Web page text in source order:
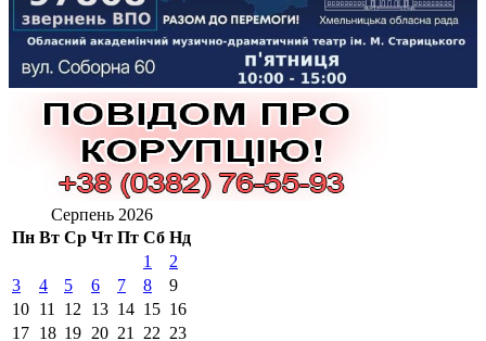
Серпень 2026
Пн Вт Ср Чт Пт Сб Нд
1
2
3
4 5 6 7 8
9
10 11 12 13 14 15 16
17 18 19 20 21 22 23